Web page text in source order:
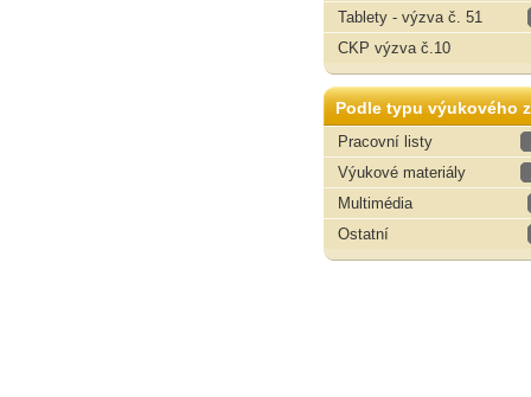
Tablety - výzva č. 51
CKP výzva č.10
Podle typu výukového
Pracovní listy
Výukové materiály
Multimédia
Ostatní